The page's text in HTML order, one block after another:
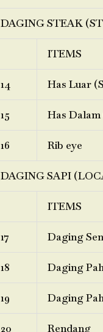
DAGING STEAK
ITEMS
14 Has Luar
15 Has
16 Rib eye
DAGING SAPI
ITEMS
17 Daging
18 Daging
19 Daging
20 Rendang